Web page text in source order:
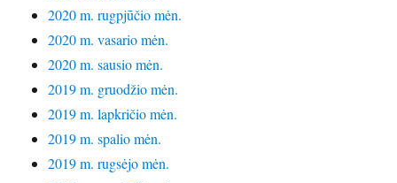
2020 m. rugpjūčio mėn.
2020 m. vasario mėn.
2020 m. sausio mėn.
2019 m. gruodžio mėn.
2019 m. lapkričio mėn.
2019 m. spalio mėn.
2019 m. rugsėjo mėn.